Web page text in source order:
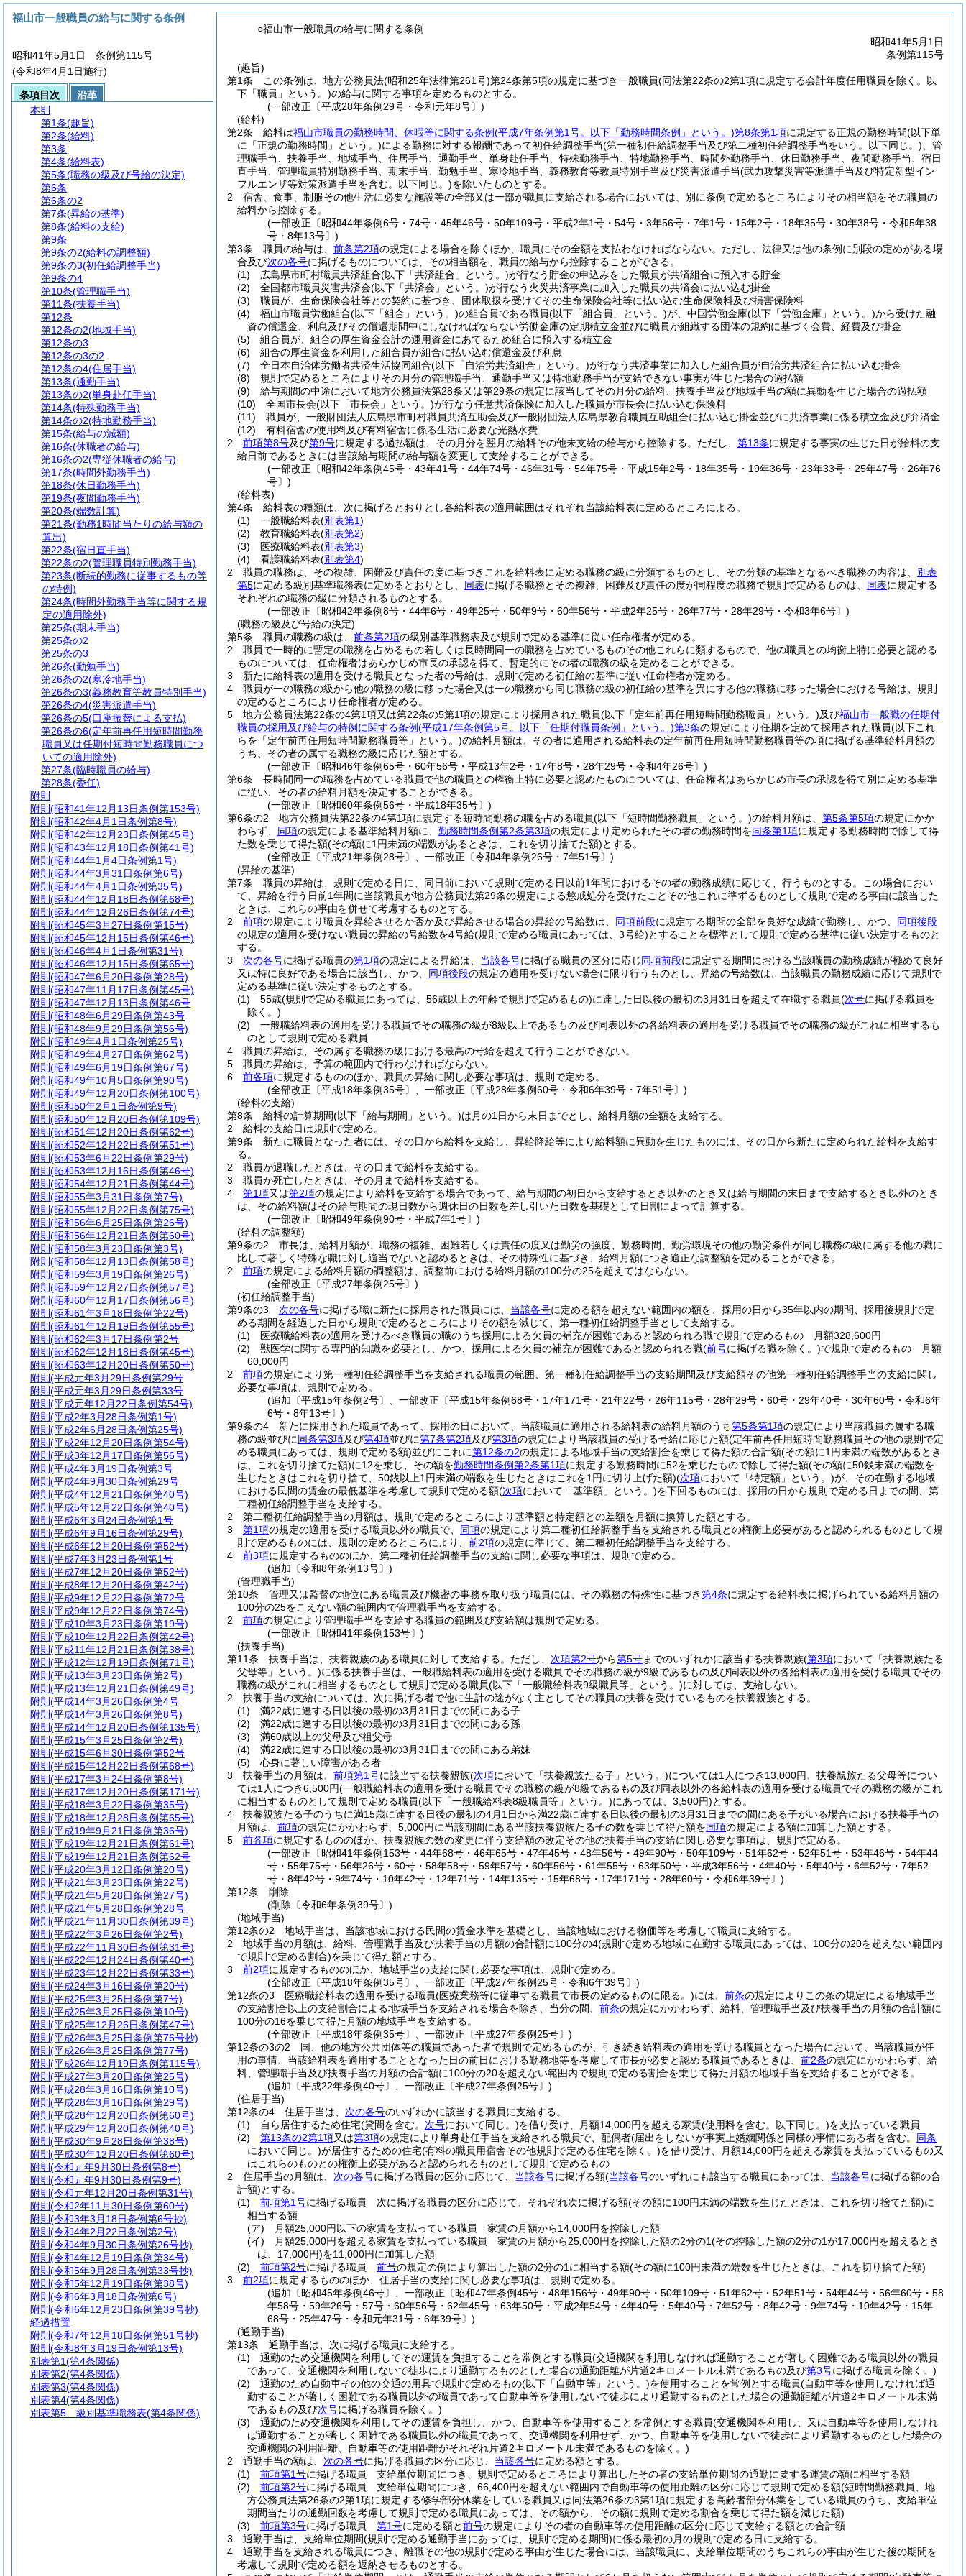
○福山市一般職員の給与に関する条例
昭和41年5月1日
条例第115号
(趣旨)
第1条
この条例は、地方公務員法(昭和25年法律第261号)第24条第5項の規定に基づき一般職員(同法第22条の2第1項に規定する会計年度任用職員を除く。以
下「職員」という。)の給与に関する事項を定めるものとする。
(一部改正〔平成28年条例29号・令和元年8号〕)
(給料)
第2条
給料は福山市職員の勤務時間、休暇等に関する条例(平成7年条例第1号。以下「勤務時間条例」という。)第8条第1項に規定する正規の勤務時間(以下単
に「正規の勤務時間」という。)による勤務に対する報酬であって初任給調整手当(第一種初任給調整手当及び第二種初任給調整手当をいう。以下同じ。) 、管
理職手当、扶養手当、地域手当、住居手当、通勤手当、単身赴任手当、特殊勤務手当、特地勤務手当、時間外勤務手当、休日勤務手当、夜間勤務手当、宿日
直手当、管理職員特別勤務手当、期末手当、勤勉手当、寒冷地手当、義務教育等教員特別手当及び災害派遣手当(武力攻撃災害等派遣手当及び特定新型イン
フルエンザ等対策派遣手当を含む。以下同じ。)を除いたものとする。
2
宿舎、食事、制服その他生活に必要な施設等の全部又は一部が職員に支給される場合においては、別に条例で定めるところによりその相当額をその職員の
給料から控除する。
(一部改正〔昭和44年条例6号・74号・45年46号・50年109号・平成2年1号・54号・3年56号・7年1号・15年2号・18年35号・30年38号・令和5年38
号・8年13号〕)
第3条
職員の給与は、 前条第2項の規定による場合を除くほか、職員にその全額を支払わなければならない。 ただし、法律又は他の条例に別段の定めがある場
合及び次の各号に掲げるものについては、その相当額を、職員の給与から控除することができる。
(1)
広島県市町村職員共済組合(以下「共済組合」という。)が行なう貯金の申込みをした職員が共済組合に預入する貯金
(2)
全国都市職員災害共済会(以下「共済会」という。)が行なう火災共済事業に加入した職員の共済会に払い込む掛金
(3)
職員が、生命保険会社等との契約に基づき、団体取扱を受けてその生命保険会社等に払い込む生命保険料及び損害保険料
(4)
福山市職員労働組合(以下「組合」という。)の組合員である職員(以下「組合員」という。)が、中国労働金庫(以下「労働金庫」という。)から受けた融
資の償還金、利息及びその償還期間中にしなければならない労働金庫の定期積立金並びに職員が組織する団体の規約に基づく会費、経費及び掛金
(5)
組合員が、組合の厚生資金会計の運用資金にあてるため組合に預入する積立金
(6)
組合の厚生資金を利用した組合員が組合に払い込む償還金及び利息
(7)
全日本自治体労働者共済生活協同組合(以下「自治労共済組合」という。)が行なう共済事業に加入した組合員が自治労共済組合に払い込む掛金
(8)
規則で定めるところによりその月分の管理職手当、通勤手当又は特地勤務手当が支給できない事実が生じた場合の過払額
(9)
給与期間の中途において地方公務員法第28条又は第29条の規定に該当してその月分の給料、扶養手当及び地域手当の額に異動を生じた場合の過払額
(10)
全国市長会(以下「市長会」という。)が行なう任意共済保険に加入した職員が市長会に払い込む保険料
(11)
職員が、一般財団法人広島県市町村職員共済互助会及び一般財団法人広島県教育職員互助組合に払い込む掛金並びに共済事業に係る積立金及び弁済金
(12)
有料宿舎の使用料及び有料宿舎に係る生活に必要な光熱水費
2
前項第8号及び第9号に規定する過払額は、その月分を翌月の給料その他未支給の給与から控除する。 ただし、 第13条に規定する事実の生じた日が給料の支
給日前であるときには当該給与期間の給与額を変更して支給することができる。
(一部改正〔昭和42年条例45号・43年41号・44年74号・46年31号・54年75号・平成15年2号・18年35号・19年36号・23年33号・25年47号・26年76
号〕)
(給料表)
第4条
給料表の種類は、次に掲げるとおりとし各給料表の適用範囲はそれぞれ当該給料表に定めるところによる。
(1)
一般職給料表(別表第1)
(2)
教育職給料表(別表第2)
(3)
医療職給料表(別表第3)
(4)
看護職給料表(別表第4)
2
職員の職務は、その複雑、困難及び責任の度に基づきこれを給料表に定める職務の級に分類するものとし、その分類の基準となるべき職務の内容は、 別表
第5に定める級別基準職務表に定めるとおりとし、 同表に掲げる職務とその複雑、困難及び責任の度が同程度の職務で規則で定めるものは、 同表に規定する
それぞれの職務の級に分類されるものとする。
(一部改正〔昭和42年条例8号・44年6号・49年25号・50年9号・60年56号・平成2年25号・26年77号・28年29号・令和3年6号〕)
(職務の級及び号給の決定)
第5条
職員の職務の級は、 前条第2項の級別基準職務表及び規則で定める基準に従い任命権者が定める。
2
職員で一時的に暫定の職務を占めるもの若しくは長時間同一の職務を占めているものその他これらに類するもので、他の職員との均衡上特に必要と認める
ものについては、任命権者はあらかじめ市長の承認を得て、暫定的にその者の職務の級を定めることができる。
3
新たに給料表の適用を受ける職員となった者の号給は、規則で定める初任給の基準に従い任命権者が定める。
4
職員が一の職務の級から他の職務の級に移った場合又は一の職務から同じ職務の級の初任給の基準を異にする他の職務に移った場合における号給は、規則
の定めるところにより任命権者が定める。
5
地方公務員法第22条の4第1項又は第22条の5第1項の規定により採用された職員(以下「定年前再任用短時間勤務職員」という。)及び福山市一般職の任期付
職員の採用及び給与の特例に関する条例(平成17年条例第5号。以下「任期付職員条例」という。)第3条の規定により任期を定めて採用された職員(以下これ
らを「定年前再任用短時間勤務職員等」という。)の給料月額は、その者に適用される給料表の定年前再任用短時間勤務職員等の項に掲げる基準給料月額の
うち、その者の属する職務の級に応じた額とする。
(一部改正〔昭和46年条例65号・60年56号・平成13年2号・17年8号・28年29号・令和4年26号〕)
第6条
長時間同一の職務を占めている職員で他の職員との権衡上特に必要と認めたものについては、任命権者はあらかじめ市長の承認を得て別に定める基準
に従い、その者の給料月額を決定することができる。
(一部改正〔昭和60年条例56号・平成18年35号〕)
第6条の2
地方公務員法第22条の4第1項に規定する短時間勤務の職を占める職員(以下「短時間勤務職員」という。)の給料月額は、 第5条第5項の規定にかか
わらず、 同項の規定による基準給料月額に、 勤務時間条例第2条第3項の規定により定められたその者の勤務時間を同条第1項に規定する勤務時間で除して得
た数を乗じて得た額(その額に1円未満の端数があるときは、これを切り捨てた額)とする。
(全部改正〔平成21年条例28号〕、一部改正〔令和4年条例26号・7年51号〕)
(昇給の基準)
第7条
職員の昇給は、規則で定める日に、同日前において規則で定める日以前1年間におけるその者の勤務成績に応じて、行うものとする。
この場合におい
て、昇給を行う日前1年間に当該職員が地方公務員法第29条の規定による懲戒処分を受けたことその他これに準ずるものとして規則で定める事由に該当した
ときは、これらの事由を併せて考慮するものとする。
2
前項の規定により職員を昇給させるか否か及び昇給させる場合の昇給の号給数は、 同項前段に規定する期間の全部を良好な成績で勤務し、かつ、 同項後段
の規定の適用を受けない職員の昇給の号給数を4号給(規則で定める職員にあっては、3号給)とすることを標準として規則で定める基準に従い決定するものと
する。
3
次の各号に掲げる職員の第1項の規定による昇給は、 当該各号に掲げる職員の区分に応じ同項前段に規定する期間における当該職員の勤務成績が極めて良好
又は特に良好である場合に該当し、かつ、 同項後段の規定の適用を受けない場合に限り行うものとし、昇給の号給数は、当該職員の勤務成績に応じて規則で
定める基準に従い決定するものとする。
(1)
55歳(規則で定める職員にあっては、56歳以上の年齢で規則で定めるもの)に達した日以後の最初の3月31日を超えて在職する職員(次号に掲げる職員を
除く。)
(2)
一般職給料表の適用を受ける職員でその職務の級が8級以上であるもの及び同表以外の各給料表の適用を受ける職員でその職務の級がこれに相当するも
のとして規則で定める職員
4
職員の昇給は、その属する職務の級における最高の号給を超えて行うことができない。
5
職員の昇給は、予算の範囲内で行わなければならない。
6
前各項に規定するもののほか、職員の昇給に関し必要な事項は、規則で定める。
(全部改正〔平成18年条例35号〕、一部改正〔平成28年条例60号・令和6年39号・7年51号〕)
(給料の支給)
第8条
給料の計算期間(以下「給与期間」という。)は月の1日から末日までとし、給料月額の全額を支給する。
2
給料の支給日は規則で定める。
第9条
新たに職員となった者には、その日から給料を支給し、昇給降給等により給料額に異動を生じたものには、その日から新たに定められた給料を支給す
る。
2
職員が退職したときは、その日まで給料を支給する。
3
職員が死亡したときは、その月まで給料を支給する。
4
第1項又は第2項の規定により給料を支給する場合であって、給与期間の初日から支給するとき以外のとき又は給与期間の末日まで支給するとき以外のとき
は、その給料額はその給与期間の現日数から週休日の日数を差し引いた日数を基礎として日割によって計算する。
(一部改正〔昭和49年条例90号・平成7年1号〕)
(給料の調整額)
第9条の2
市長は、給料月額が、職務の複雑、困難若しくは責任の度又は勤労の強度、勤務時間、勤労環境その他の勤労条件が同じ職務の級に属する他の職に
比して著しく特殊な職に対し適当でないと認めるときは、その特殊性に基づき、給料月額につき適正な調整額を定めることができる。
2
前項の規定による給料月額の調整額は、調整前における給料月額の100分の25を超えてはならない。
(全部改正〔平成27年条例25号〕)
(初任給調整手当)
第9条の3
次の各号に掲げる職に新たに採用された職員には、 当該各号に定める額を超えない範囲内の額を、採用の日から35年以内の期間、採用後規則で定
める期間を経過した日から規則で定めるところによりその額を減じて、第一種初任給調整手当として支給する。
(1)
医療職給料表の適用を受けるべき職員の職のうち採用による欠員の補充が困難であると認められる職で規則で定めるもの 月額328,600円
(2)
獣医学に関する専門的知識を必要とし、かつ、採用による欠員の補充が困難であると認められる職(前号に掲げる職を除く。)で規則で定めるもの 月額
60,000円
2
前項の規定により第一種初任給調整手当を支給される職員の範囲、第一種初任給調整手当の支給期間及び支給額その他第一種初任給調整手当の支給に関し
必要な事項は、規則で定める。
(追加〔平成15年条例2号〕、一部改正〔平成15年条例68号・17年171号・21年22号・26年115号・28年29号・60号・29年40号・30年60号・令和6年
6号・8年13号〕)
第9条の4
新たに採用された職員であって、採用の日において、当該職員に適用される給料表の給料月額のうち第5条第1項の規定により当該職員の属する職
務の級並びに同条第3項及び第4項並びに第7条第2項及び第3項の規定により当該職員の受ける号給に応じた額(定年前再任用短時間勤務職員その他の規則で定
める職員にあっては、規則で定める額)並びにこれに第12条の2の規定による地域手当の支給割合を乗じて得た額の合計額(その額に1円未満の端数があるとき
は、これを切り捨てた額)に12を乗じ、その額を勤務時間条例第2条第1項に規定する勤務時間に52を乗じたもので除して得た額(その額に50銭未満の端数を
生じたときはこれを切り捨て、50銭以上1円未満の端数を生じたときはこれを1円に切り上げた額)(次項において「特定額」という。)が、その在勤する地域
における民間の賃金の最低基準を考慮して規則で定める額(次項において「基準額」という。)を下回るものには、採用の日から規則で定める日までの間、第
二種初任給調整手当を支給する。
2
第二種初任給調整手当の月額は、規則で定めるところにより基準額と特定額との差額を月額に換算した額とする。
3
第1項の規定の適用を受ける職員以外の職員で、 同項の規定により第二種初任給調整手当を支給される職員との権衡上必要があると認められるものとして規
則で定めるものには、規則の定めるところにより、 前2項の規定に準じて、第二種初任給調整手当を支給する。
4
前3項に規定するもののほか、第二種初任給調整手当の支給に関し必要な事項は、規則で定める。
(追加〔令和8年条例13号〕)
(管理職手当)
第10条
管理又は監督の地位にある職員及び機密の事務を取り扱う職員には、その職務の特殊性に基づき第4条に規定する給料表に掲げられている給料月額の
100分の25をこえない額の範囲内で管理職手当を支給する。
2
前項の規定により管理職手当を支給する職員の範囲及び支給額は規則で定める。
(一部改正〔昭和41年条例153号〕)
(扶養手当)
第11条
扶養手当は、扶養親族のある職員に対して支給する。 ただし、 次項第2号から第5号までのいずれかに該当する扶養親族(第3項において「扶養親族たる
父母等」という。)に係る扶養手当は、一般職給料表の適用を受ける職員でその職務の級が9級であるもの及び同表以外の各給料表の適用を受ける職員でその
職務の級がこれに相当するものとして規則で定める職員(以下「一般職給料表9級職員等」という。)に対しては、支給しない。
2
扶養手当の支給については、次に掲げる者で他に生計の途がなく主としてその職員の扶養を受けているものを扶養親族とする。
(1)
満22歳に達する日以後の最初の3月31日までの間にある子
(2)
満22歳に達する日以後の最初の3月31日までの間にある孫
(3)
満60歳以上の父母及び祖父母
(4)
満22歳に達する日以後の最初の3月31日までの間にある弟妹
(5)
心身に著しい障害がある者
3
扶養手当の月額は、 前項第1号に該当する扶養親族(次項において「扶養親族たる子」という。)については1人につき13,000円、扶養親族たる父母等につい
ては1人につき6,500円(一般職給料表の適用を受ける職員でその職務の級が8級であるもの及び同表以外の各給料表の適用を受ける職員でその職務の級がこれ
に相当するものとして規則で定める職員(以下「一般職給料表8級職員等」という。)にあっては、3,500円)とする。
4
扶養親族たる子のうちに満15歳に達する日後の最初の4月1日から満22歳に達する日以後の最初の3月31日までの間にある子がいる場合における扶養手当の
月額は、 前項の規定にかかわらず、5,000円に当該期間にある当該扶養親族たる子の数を乗じて得た額を同項の規定による額に加算した額とする。
5
前各項に規定するもののほか、扶養親族の数の変更に伴う支給額の改定その他の扶養手当の支給に関し必要な事項は、規則で定める。
(一部改正〔昭和41年条例153号・44年68号・46年65号・47年45号・48年56号・49年90号・50年109号・51年62号・52年51号・53年46号・54年44
号・55年75号・56年26号・60号・58年58号・59年57号・60年56号・61年55号・63年50号・平成3年56号・4年40号・5年40号・6年52号・7年52
号・8年42号・9年74号・10年42号・12年71号・14年135号・15年68号・17年171号・28年60号・令和6年39号〕)
第12条
削除
(削除〔令和6年条例39号〕)
(地域手当)
第12条の2
地域手当は、当該地域における民間の賃金水準を基礎とし、当該地域における物価等を考慮して職員に支給する。
2
地域手当の月額は、給料、管理職手当及び扶養手当の月額の合計額に100分の4(規則で定める地域に在勤する職員にあっては、100分の20を超えない範囲内
で規則で定める割合)を乗じて得た額とする。
3
前2項に規定するもののほか、地域手当の支給に関し必要な事項は、規則で定める。
(全部改正〔平成18年条例35号〕、一部改正〔平成27年条例25号・令和6年39号〕)
第12条の3
医療職給料表の適用を受ける職員(医療業務等に従事する職員で市長の定めるものに限る。)には、 前条の規定によりこの条の規定による地域手当
の支給割合以上の支給割合による地域手当を支給される場合を除き、当分の間、 前条の規定にかかわらず、給料、管理職手当及び扶養手当の月額の合計額に
100分の16を乗じて得た月額の地域手当を支給する。
(全部改正〔平成18年条例35号〕、一部改正〔平成27年条例25号〕)
第12条の3の2
国、他の地方公共団体等の職員であった者で規則で定めるものが、引き続き給料表の適用を受ける職員となった場合において、当該職員が任
用の事情、当該給料表を適用することとなった日の前日における勤務地等を考慮して市長が必要と認める職員であるときは、 前2条の規定にかかわらず、給
料、管理職手当及び扶養手当の月額の合計額に100分の20を超えない範囲内で規則で定める割合を乗じて得た月額の地域手当を支給することができる。
(追加〔平成22年条例40号〕、一部改正〔平成27年条例25号〕)
(住居手当)
第12条の4
住居手当は、 次の各号のいずれかに該当する職員に支給する。
(1)
自ら居住するため住宅(貸間を含む。 次号において同じ。)を借り受け、月額14,000円を超える家賃(使用料を含む。以下同じ。)を支払っている職員
(2)
第13条の2第1項又は第3項の規定により単身赴任手当を支給される職員で、配偶者(届出をしないが事実上婚姻関係と同様の事情にある者を含む。 同条
において同じ。)が居住するための住宅(有料の職員用宿舎その他規則で定める住宅を除く。)を借り受け、月額14,000円を超える家賃を支払っているもの又
はこれらのものとの権衡上必要があると認められるものとして規則で定めるもの
2
住居手当の月額は、 次の各号に掲げる職員の区分に応じて、 当該各号に掲げる額(当該各号のいずれにも該当する職員にあっては、 当該各号に掲げる額の合
計額)とする。
(1)
前項第1号に掲げる職員 次に掲げる職員の区分に応じて、それぞれ次に掲げる額(その額に100円未満の端数を生じたときは、これを切り捨てた額)に
相当する額
(ア)
月額25,000円以下の家賃を支払っている職員 家賃の月額から14,000円を控除した額
(イ)
月額25,000円を超える家賃を支払っている職員 家賃の月額から25,000円を控除した額の2分の1(その控除した額の2分の1が17,000円を超えるとき
は、17,000円)を11,000円に加算した額
(2)
前項第2号に掲げる職員 前号の規定の例により算出した額の2分の1に相当する額(その額に100円未満の端数を生じたときは、これを切り捨てた額)
3
前2項に規定するもののほか、住居手当の支給に関し必要な事項は、規則で定める。
(追加〔昭和45年条例46号〕、一部改正〔昭和47年条例45号・48年156号・49年90号・50年109号・51年62号・52年51号・54年44号・56年60号・58
年58号・59年26号・57号・60年56号・62年45号・63年50号・平成2年54号・4年40号・5年40号・7年52号・8年42号・9年74号・10年42号・15年
68号・25年47号・令和元年31号・6年39号〕)
(通勤手当)
第13条
通勤手当は、次に掲げる職員に支給する。
(1)
通勤のため交通機関を利用してその運賃を負担することを常例とする職員(交通機関を利用しなければ通勤することが著しく困難である職員以外の職員
であって、交通機関を利用しないで徒歩により通勤するものとした場合の通勤距離が片道2キロメートル未満であるもの及び第3号に掲げる職員を除く。)
(2)
通勤のため自動車その他の交通の用具で規則で定めるもの(以下「自動車等」という。)を使用することを常例とする職員(自動車等を使用しなければ通
勤することが著しく困難である職員以外の職員であって自動車等を使用しないで徒歩により通勤するものとした場合の通勤距離が片道2キロメートル未満
であるもの及び次号に掲げる職員を除く。)
(3)
通勤のため交通機関を利用してその運賃を負担し、かつ、自動車等を使用することを常例とする職員(交通機関を利用し、又は自動車等を使用しなけれ
ば通勤することが著しく困難である職員以外の職員であって、交通機関を利用せず、かつ、自動車等を使用しないで徒歩により通勤するものとした場合の
交通機関の利用距離、自動車等の使用距離がそれぞれ片道2キロメートル未満であるものを除く。)
2
通勤手当の額は、 次の各号に掲げる職員の区分に応じ、 当該各号に定める額とする。
(1)
前項第1号に掲げる職員 支給単位期間につき、規則で定めるところにより算出したその者の支給単位期間の通勤に要する運賃の額に相当する額
(2)
前項第2号に掲げる職員 支給単位期間につき、66,400円を超えない範囲内で自動車等の使用距離の区分に応じて規則で定める額(短時間勤務職員、地
方公務員法第26条の2第1項に規定する修学部分休業をしている職員又は同法第26条の3第1項に規定する高齢者部分休業をしている職員のうち、支給単位
期間当たりの通勤回数を考慮して規則で定める職員にあっては、その額から、その額に規則で定める割合を乗じて得た額を減じた額)
(3)
前項第3号に掲げる職員 第1号に定める額と前号の規定によりその者の自動車等の使用距離の区分に応じて支給する額との合計額
3
通勤手当は、支給単位期間(規則で定める通勤手当にあっては、規則で定める期間)に係る最初の月の規則で定める日に支給する。
4
通勤手当を支給される職員につき、離職その他の規則で定める事由が生じた場合には、当該職員に、支給単位期間のうちこれらの事由が生じた後の期間を
考慮して規則で定める額を返納させるものとする。
福山市一般職員の給与に関する条例
昭和41年5月1日 条例第115号
(令和8年4月1日施行)
条項目次
沿革
本則
第1条(趣旨)
第2条(給料)
第3条
第4条(給料表)
第5条(職務の級及び号給の決定)
第6条
第6条の2
第7条(昇給の基準)
第8条(給料の支給)
第9条
第9条の2(給料の調整額)
第9条の3(初任給調整手当)
第9条の4
第10条(管理職手当)
第11条(扶養手当)
第12条
第12条の2(地域手当)
第12条の3
第12条の3の2
第12条の4(住居手当)
第13条(通勤手当)
第13条の2(単身赴任手当)
第14条(特殊勤務手当)
第14条の2(特地勤務手当)
第15条(給与の減額)
第16条(休職者の給与)
第16条の2(専従休職者の給与)
第17条(時間外勤務手当)
第18条(休日勤務手当)
第19条(夜間勤務手当)
第20条(端数計算)
第21条(勤務1時間当たりの給与額の
算出)
第22条(宿日直手当)
第22条の2(管理職員特別勤務手当)
第23条(断続的勤務に従事するもの等
の特例)
第24条(時間外勤務手当等に関する規
定の適用除外)
第25条(期末手当)
第25条の2
第25条の3
第26条(勤勉手当)
第26条の2(寒冷地手当)
第26条の3(義務教育等教員特別手当)
第26条の4(災害派遣手当)
第26条の5(口座振替による支払)
第26条の6(定年前再任用短時間勤務
職員又は任期付短時間勤務職員につ
いての適用除外)
第27条(臨時職員の給与)
第28条(委任)
附則
附則 (昭和41年12月13日条例第153号)
附則 (昭和42年4月1日条例第8号)
附則 (昭和42年12月23日条例第45号)
附則 (昭和43年12月18日条例第41号)
附則 (昭和44年1月4日条例第1号)
附則 (昭和44年3月31日条例第6号)
附則 (昭和44年4月1日条例第35号)
附則 (昭和44年12月18日条例第68号)
附則 (昭和44年12月26日条例第74号)
附則 (昭和45年3月27日条例第15号)
附則 (昭和45年12月15日条例第46号)
附則 (昭和46年4月1日条例第31号)
附則 (昭和46年12月15日条例第65号)
附則 (昭和47年6月20日条例第28号)
附則 (昭和47年11月17日条例第45号)
附則 (昭和47年12月13日条例第46号
附則 (昭和48年6月29日条例第43号
附則 (昭和48年9月29日条例第56号)
附則 (昭和49年4月1日条例第25号)
附則 (昭和49年4月27日条例第62号)
附則 (昭和49年6月19日条例第67号)
附則 (昭和49年10月5日条例第90号)
附則 (昭和49年12月20日条例第100号)
附則 (昭和50年2月1日条例第9号)
附則 (昭和50年12月20日条例第109号)
附則 (昭和51年12月20日条例第62号)
附則 (昭和52年12月22日条例第51号)
附則 (昭和53年6月22日条例第29号)
附則 (昭和53年12月16日条例第46号)
附則 (昭和54年12月21日条例第44号)
附則 (昭和55年3月31日条例第7号)
附則 (昭和55年12月22日条例第75号)
附則 (昭和56年6月25日条例第26号)
附則 (昭和56年12月21日条例第60号)
附則 (昭和58年3月23日条例第3号)
附則 (昭和58年12月13日条例第58号)
附則 (昭和59年3月19日条例第26号)
附則 (昭和59年12月27日条例第57号)
附則 (昭和60年12月17日条例第56号)
附則 (昭和61年3月18日条例第22号)
附則 (昭和61年12月19日条例第55号)
附則 (昭和62年3月17日条例第2号
附則 (昭和62年12月18日条例第45号)
附則 (昭和63年12月20日条例第50号)
附則 (平成元年3月29日条例第29号
附則 (平成元年3月29日条例第33号
附則 (平成元年12月22日条例第54号)
附則 (平成2年3月28日条例第1号)
附則 (平成2年6月28日条例第25号)
附則 (平成2年12月20日条例第54号)
附則 (平成3年12月17日条例第56号)
附則 (平成4年3月19日条例第3号
附則 (平成4年9月30日条例第29号
附則 (平成4年12月21日条例第40号)
附則 (平成5年12月22日条例第40号)
附則 (平成6年3月24日条例第1号
附則 (平成6年9月16日条例第29号)
附則 (平成6年12月20日条例第52号)
附則 (平成7年3月23日条例第1号
附則 (平成7年12月20日条例第52号)
附則 (平成8年12月20日条例第42号)
附則 (平成9年12月22日条例第72号
附則 (平成9年12月22日条例第74号)
附則 (平成10年3月23日条例第19号)
附則 (平成10年12月22日条例第42号)
附則 (平成11年12月21日条例第38号)
附則 (平成12年12月19日条例第71号)
附則 (平成13年3月23日条例第2号)
附則 (平成13年12月21日条例第49号)
附則 (平成14年3月26日条例第4号
附則 (平成14年3月26日条例第8号)
附則 (平成14年12月20日条例第135号)
附則 (平成15年3月25日条例第2号)
附則 (平成15年6月30日条例第52号
附則 (平成15年12月22日条例第68号)
附則 (平成17年3月24日条例第8号)
附則 (平成17年12月20日条例第171号)
附則 (平成18年3月22日条例第35号)
附則 (平成18年12月28日条例第65号)
附則 (平成19年9月21日条例第36号)
附則 (平成19年12月21日条例第61号)
附則 (平成19年12月21日条例第62号
附則 (平成20年3月12日条例第20号)
附則 (平成21年3月23日条例第22号)
附則 (平成21年5月28日条例第27号)
附則 (平成21年5月28日条例第28号
附則 (平成21年11月30日条例第39号)
附則 (平成22年3月26日条例第2号)
附則 (平成22年11月30日条例第31号)
附則 (平成22年12月24日条例第40号)
附則 (平成23年12月22日条例第33号)
附則 (平成24年3月16日条例第20号)
附則 (平成25年3月25日条例第7号)
附則 (平成25年3月25日条例第10号)
附則 (平成25年12月26日条例第47号)
附則 (平成26年3月25日条例第76号抄)
附則 (平成26年3月25日条例第77号)
附則 (平成26年12月19日条例第115号)
附則 (平成27年3月20日条例第25号)
附則 (平成28年3月16日条例第10号)
附則 (平成28年3月16日条例第29号)
附則 (平成28年12月20日条例第60号)
附則 (平成29年12月20日条例第40号)
附則 (平成30年9月28日条例第38号)
附則 (平成30年12月20日条例第60号)
附則 (令和元年9月30日条例第8号)
附則 (令和元年9月30日条例第9号)
附則 (令和元年12月20日条例第31号)
附則 (令和2年11月30日条例第60号)
附則 (令和3年3月18日条例第6号抄)
附則 (令和4年2月22日条例第2号)
附則 (令和4年9月30日条例第26号抄)
附則 (令和4年12月19日条例第34号)
附則 (令和5年9月28日条例第33号抄)
附則 (令和5年12月19日条例第38号)
附則 (令和6年3月18日条例第6号)
附則 (令和6年12月23日条例第39号抄)
経過措置
附則 (令和7年12月18日条例第51号抄)
附則 (令和8年3月19日条例第13号)
別表第1(第4条関係)
別表第2(第4条関係)
別表第3(第4条関係)
別表第4(第4条関係)
別表第5 級別基準職務表(第4条関係)